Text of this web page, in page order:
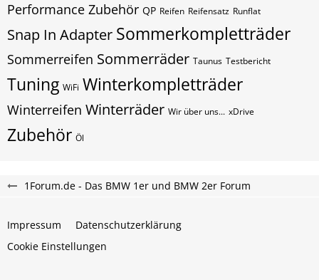
Performance Zubehör QP Reifen Reifensatz Runflat
Snap In Adapter Sommerkompletträder
Sommerreifen Sommerräder Taunus Testbericht
Tuning WiFi Winterkompletträder
Winterreifen Winterräder Wir über uns... xDrive
Zubehör Öl
1Forum.de - Das BMW 1er und BMW 2er Forum
Impressum
Datenschutzerklärung
Cookie Einstellungen